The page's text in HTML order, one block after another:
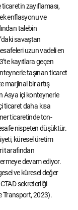
zayıflaması,
enflasyonu ve
talebin
savaştan
uzun vadeli en
kayıtlara geçen
taşınan ticaret
marjinal bir artış
Asya içi konteynerle
ticaret daha kısa
ticaretinde ton-
nispeten düşüktür.
küresel üretim
tarafından
devam ediyor.
ve küresel değer
sekreterliği
Transport, 2023).